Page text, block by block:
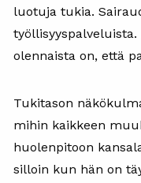
luotuja tukia.
olennaista on, että
Tukitason
mihin kaikkeen
huolenpitoon
silloin kun hän on